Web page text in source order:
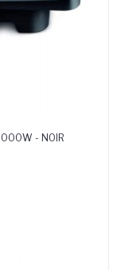
- NOIR